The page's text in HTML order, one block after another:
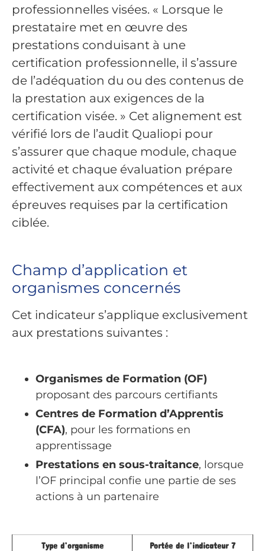
professionnelles visées. « Lorsque le
prestataire met en œuvre des
prestations conduisant à une
certification professionnelle, il s’assure
de l’adéquation du ou des contenus de
la prestation aux exigences de la
certification visée. » Cet alignement est
vérifié lors de l’audit Qualiopi pour
s’assurer que chaque module, chaque
activité et chaque évaluation prépare
effectivement aux compétences et aux
épreuves requises par la certification
ciblée.
Champ d’application et
organismes concernés
Cet indicateur s’applique exclusivement
aux prestations suivantes :
Organismes de Formation (OF)
proposant des parcours certifiants
Centres de Formation d’Apprentis
(CFA), pour les formations en
apprentissage
Prestations en sous-traitance, lorsque
l’OF principal confie une partie de ses
actions à un partenaire
Type d’organisme Portée de l’indicateur 7